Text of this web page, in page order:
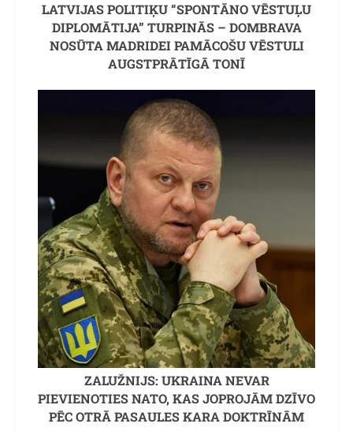
LATVIJAS POLITIĶU “SPONTĀNO VĒSTUĻU
DIPLOMĀTIJA” TURPINĀS – DOMBRAVA
NOSŪTA MADRIDEI PAMĀCOŠU VĒSTULI
AUGSTPRĀTĪGĀ TONĪ
ZALUŽNIJS: UKRAINA NEVAR
PIEVIENOTIES NATO, KAS JOPROJĀM DZĪVO
PĒC OTRĀ PASAULES KARA DOKTRĪNĀM